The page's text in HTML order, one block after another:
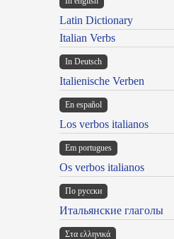
Latin Dictionary
Italian Verbs
In Deutsch
Italienische Verben
En español
Los verbos italianos
Em portugues
Os verbos italianos
По русски
Итальянские глаголы
Στα ελληνικά